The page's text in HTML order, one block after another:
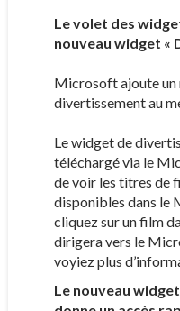
Le volet des
nouveau widget «
Microsoft ajoute un
divertissement au
Le widget de
téléchargé via le
de voir les titres de
disponibles dans le
cliquez sur un film
dirigera vers le
voyiez plus
Le nouveau